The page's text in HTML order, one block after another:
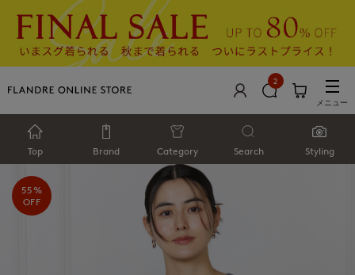
2
メニュー
Top Brand Category Search Styling
55%
OFF